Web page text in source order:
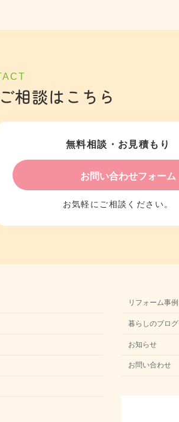
相談はこちら
無料相談・お見積もり
お問い合わせフォーム
お気軽にご相談ください。
リフォーム事例
暮らしのブログ
お知らせ
お問い合わせ